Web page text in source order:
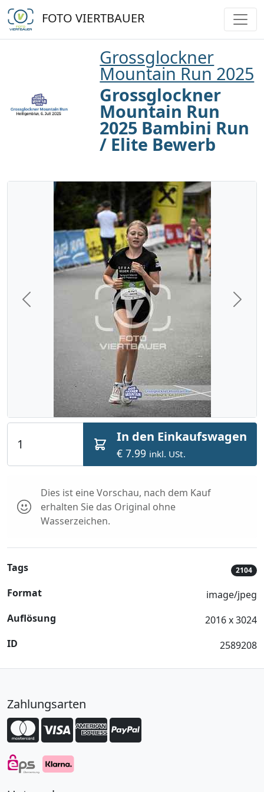
FOTO VIERTBAUER
Grossglockner
Mountain Run 2025
Grossglockner
Mountain Run
2025 Bambini Run
/ Elite Bewerb
Previous Next
In den Einkaufswagen
€ 7.99 inkl. USt.
Dies ist eine Vorschau, nach dem Kauf
erhalten Sie das Original ohne
Wasserzeichen.
Tags 2104
Format
image/jpeg
Auflösung
2016 x 3024
ID
2589208
Zahlungsarten